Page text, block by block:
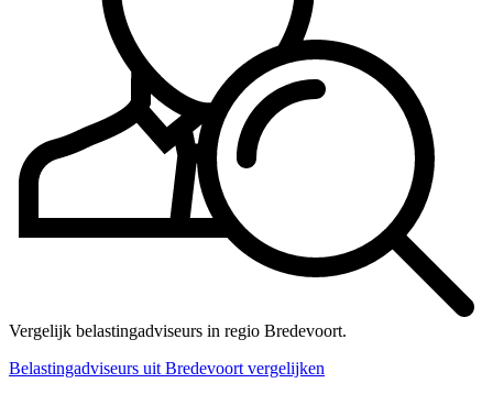
Vergelijk belastingadviseurs in regio Bredevoort.
Belastingadviseurs uit Bredevoort vergelijken